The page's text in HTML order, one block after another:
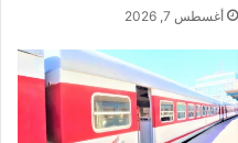
أغسطس 7, 2026